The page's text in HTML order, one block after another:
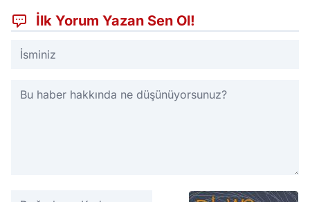
İlk Yorum Yazan Sen Ol!